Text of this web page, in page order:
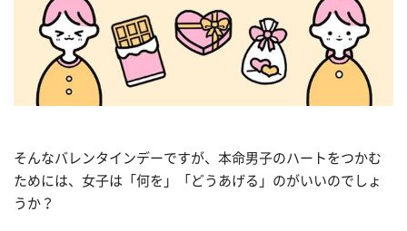
そんなバレンタインデーですが、本命男子のハートをつかむ
ためには、女子は「何を」「どうあげる」のがいいのでしょ
うか？